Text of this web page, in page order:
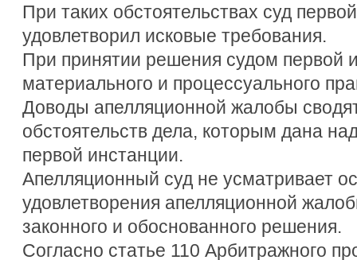
При таких обстоятельствах суд
удовлетворил исковые требования.
При принятии решения судом первой
материального и процессуального
Доводы апелляционной жалобы
обстоятельств дела, которым дана
первой инстанции.
Апелляционный суд не усматривает
удовлетворения апелляционной
законного и обоснованного решения.
Согласно статье 110 Арбитражного